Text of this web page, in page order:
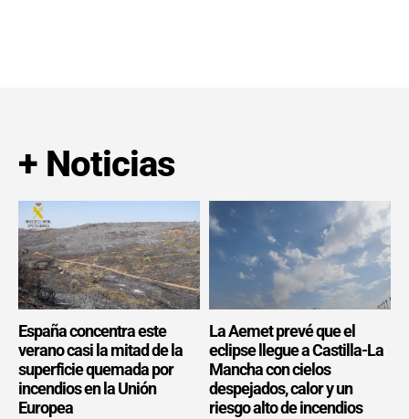
+ Noticias
España concentra este
verano casi la mitad de la
superficie quemada por
incendios en la Unión
Europea
La Aemet prevé que el
eclipse llegue a Castilla-La
Mancha con cielos
despejados, calor y un
riesgo alto de incendios